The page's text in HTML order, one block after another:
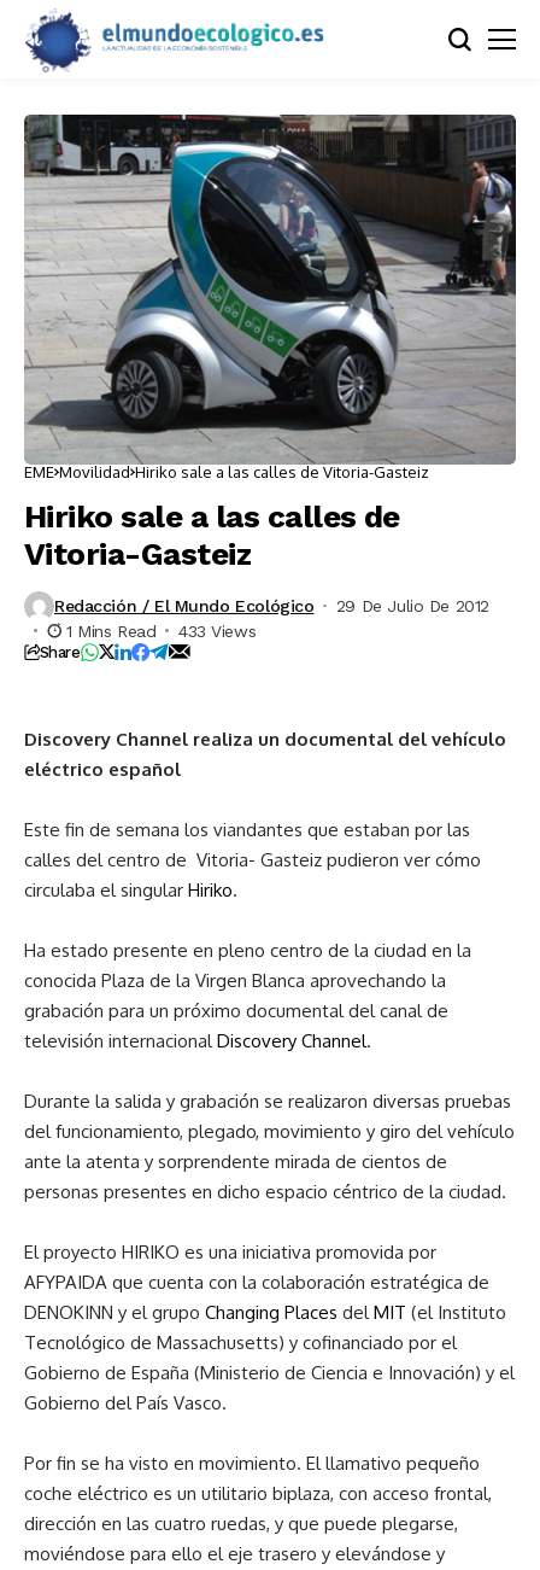
EME Movilidad Hiriko sale a las calles de Vitoria-Gasteiz
Hiriko sale a las calles de
Vitoria-Gasteiz
Redacción / El Mundo Ecológico
29 De Julio De 2012
1 Mins Read
433 Views
Share
Discovery Channel realiza un documental del vehículo
eléctrico español
Este fin de semana los viandantes que estaban por las
calles del centro de Vitoria- Gasteiz pudieron ver cómo
circulaba el singular Hiriko.
Ha estado presente en pleno centro de la ciudad en la
conocida Plaza de la Virgen Blanca aprovechando la
grabación para un próximo documental del canal de
televisión internacional Discovery Channel.
Durante la salida y grabación se realizaron diversas pruebas
del funcionamiento, plegado, movimiento y giro del vehículo
ante la atenta y sorprendente mirada de cientos de
personas presentes en dicho espacio céntrico de la ciudad.
El proyecto HIRIKO es una iniciativa promovida por
AFYPAIDA que cuenta con la colaboración estratégica de
DENOKINN y el grupo Changing Places del MIT (el Instituto
Tecnológico de Massachusetts) y cofinanciado por el
Gobierno de España (Ministerio de Ciencia e Innovación) y el
Gobierno del País Vasco.
Por fin se ha visto en movimiento. El llamativo pequeño
coche eléctrico es un utilitario biplaza, con acceso frontal,
dirección en las cuatro ruedas, y que puede plegarse,
moviéndose para ello el eje trasero y elevándose y